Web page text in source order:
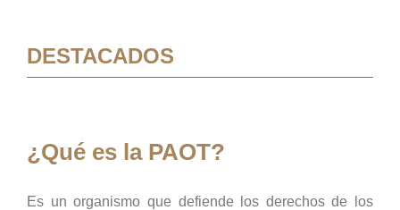
DESTACADOS
¿Qué es la PAOT?
Es un organismo que defiende los derechos de los